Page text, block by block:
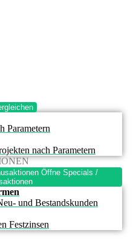
Parametern
nach Parametern
Öffne Specials /
und Bestandskunden
Festzinsen